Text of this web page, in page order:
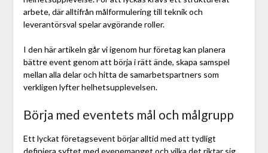
arbete, där alltifrån målformulering till teknik och
leverantörsval spelar avgörande roller.
I den här artikeln går vi igenom hur företag kan planera
bättre event genom att börja i rätt ände, skapa samspel
mellan alla delar och hitta de samarbetspartners som
verkligen lyfter helhetsupplevelsen.
Börja med eventets mål och målgrupp
Ett lyckat företagsevent börjar alltid med att tydligt
definiera syftet med evenemanget och vilka det riktar sig